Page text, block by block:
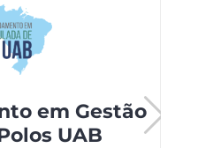
em Gestão
UAB